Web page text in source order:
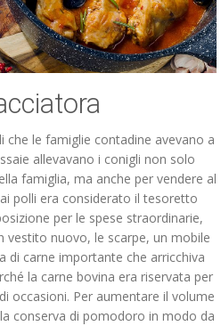
che le famiglie contadine avevano a
allevavano i conigli non solo
famiglia, ma anche per vendere al
polli era considerato il tesoretto
per le spese straordinarie,
vestito nuovo, le scarpe, un mobile
di carne importante che arricchiva
la carne bovina era riservata per
occasioni. Per aumentare il volume
conserva di pomodoro in modo da